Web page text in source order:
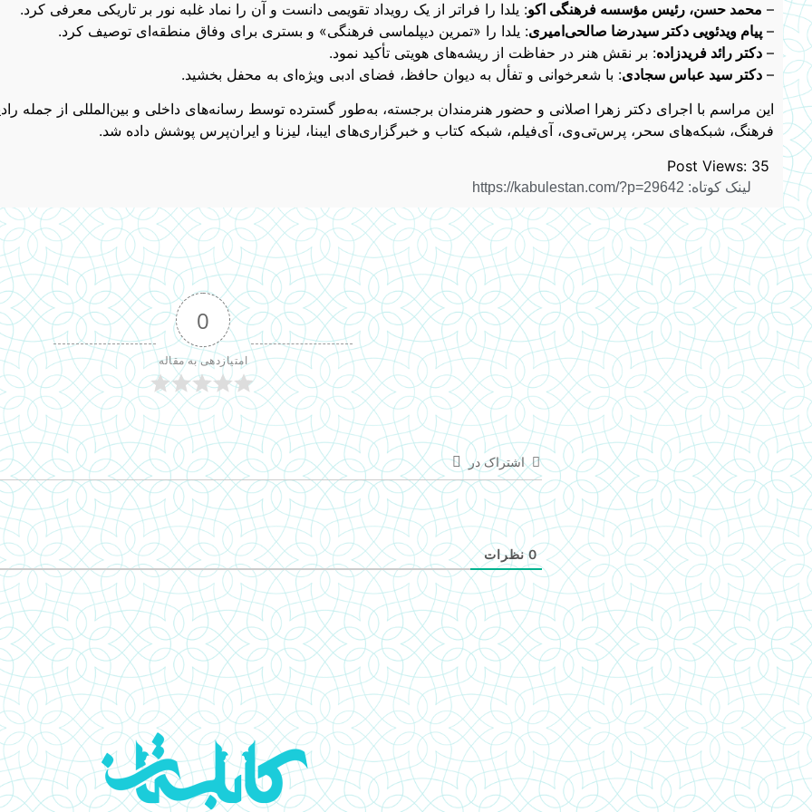
– محمد حسن، رئیس مؤسسه فرهنگی اکو: یلدا را فراتر از یک رویداد تقویمی دانست و آن را نماد غلبه نور بر تاریکی معرفی کرد.
– پیام ویدئویی دکتر سیدرضا صالحی‌امیری: یلدا را «تمرین دیپلماسی فرهنگی» و بستری برای وفاق منطقه‌ای توصیف کرد.
– دکتر رائد فریدزاده: بر نقش هنر در حفاظت از ریشه‌های هویتی تأکید نمود.
– دکتر سید عباس سجادی: با شعرخوانی و تفأل به دیوان حافظ، فضای ادبی ویژه‌ای به محفل بخشید.
این مراسم با اجرای دکتر زهرا اصلانی و حضور هنرمندان برجسته، به‌طور گسترده توسط رسانه‌های داخلی و بین‌المللی از جمله
فرهنگ، شبکه‌های سحر، پرس‌تی‌وی، آی‌فیلم، شبکه کتاب و خبرگزاری‌های ایبنا، لیزنا و ایران‌پرس پوشش داده شد.
Post Views: 35
لینک کوتاه: https://kabulestan.com/?p=29642
0
امتیازدهی به مقاله
اشتراک در
0نظرات